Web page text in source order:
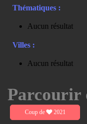
Thématiques :
Aucun résultat
Villes :
Aucun résultat
Parcourir
Coup de 2021